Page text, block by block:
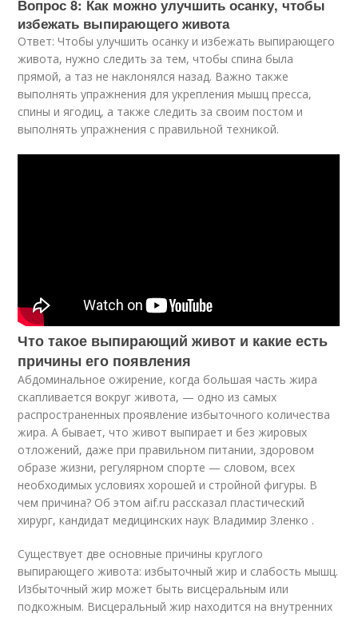
Вопрос 8: Как можно улучшить осанку, чтобы
избежать выпирающего живота
Ответ: Чтобы улучшить осанку и избежать выпирающего
живота, нужно следить за тем, чтобы спина была
прямой, а таз не наклонялся назад. Важно также
выполнять упражнения для укрепления мышц пресса,
спины и ягодиц, а также следить за своим постом и
выполнять упражнения с правильной техникой.
Что такое выпирающий живот и какие есть
причины его появления
Абдоминальное ожирение, когда большая часть жира
скапливается вокруг живота, — одно из самых
распространенных проявление избыточного количества
жира. А бывает, что живот выпирает и без жировых
отложений, даже при правильном питании, здоровом
образе жизни, регулярном спорте — словом, всех
необходимых условиях хорошей и стройной фигуры. В
чем причина? Об этом аif.ru рассказал пластический
хирург, кандидат медицинских наук Владимир Зленко .
Существует две основные причины круглого
выпирающего живота: избыточный жир и слабость мышц.
Избыточный жир может быть висцеральным или
подкожным. Висцеральный жир находится на внутренних